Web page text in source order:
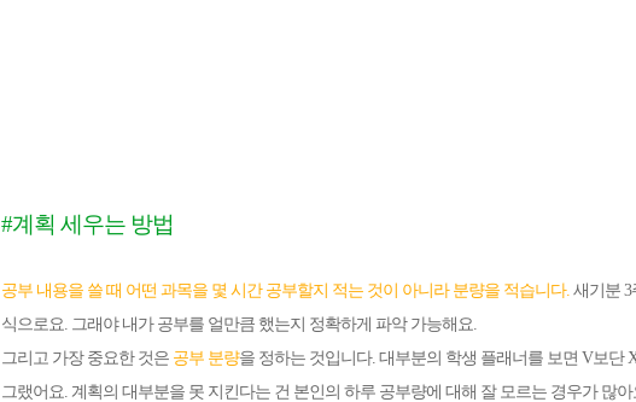
#계획 세우는 방법
공부 내용을 쓸 때 어떤 과목을 몇 시간 공부할지 적는 것이 아니라 분량을 적습니다. 새기분 3
식으로요. 그래야 내가 공부를 얼만큼 했는지 정확하게 파악 가능해요.
그리고 가장 중요한 것은 공부 분량을 정하는 것입니다. 대부분의 학생 플래너를 보면 V보단
그랬어요. 계획의 대부분을 못 지킨다는 건 본인의 하루 공부량에 대해 잘 모르는 경우가 많